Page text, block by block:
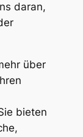
daran,
über
bieten